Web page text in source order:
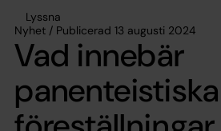
Lyssna
Nyhet / Publicerad 13 augusti 2024
Vad innebär
panenteistiska